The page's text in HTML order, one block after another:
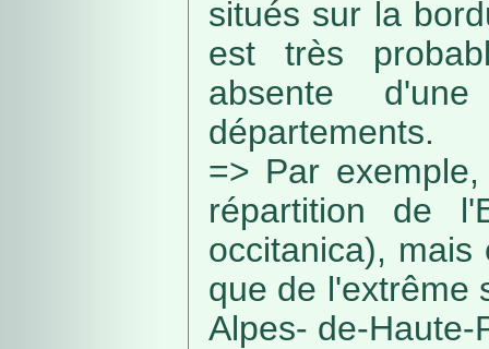
situés sur la
est très
absente
départements.
=> Par
répartition de
occitanica),
que de l'extrême
Alpes- de-Haute-